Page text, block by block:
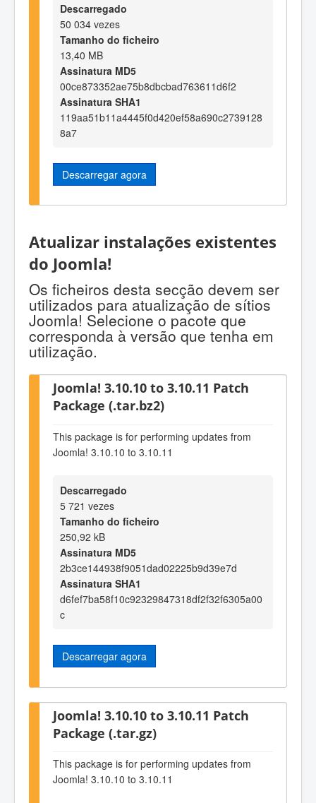
Descarregado
50 034 vezes
Tamanho do ficheiro
13,40 MB
Assinatura MD5
00ce873352ae75b8dbcbad763611d6f2
Assinatura SHA1
119aa51b11a4445f0d420ef58a690c2739128
8a7
Descarregar agora
Atualizar instalações existentes
do Joomla!
Os ficheiros desta secção devem ser
utilizados para atualização de sítios
Joomla! Selecione o pacote que
corresponda à versão que tenha em
utilização.
Joomla! 3.10.10 to 3.10.11 Patch
Package (.tar.bz2)
This package is for performing updates from
Joomla! 3.10.10 to 3.10.11
Descarregado
5 721 vezes
Tamanho do ficheiro
250,92 kB
Assinatura MD5
2b3ce144938f9051dad02225b9d39e7d
Assinatura SHA1
d6fef7ba58f10c92329847318df2f32f6305a00
c
Descarregar agora
Joomla! 3.10.10 to 3.10.11 Patch
Package (.tar.gz)
This package is for performing updates from
Joomla! 3.10.10 to 3.10.11